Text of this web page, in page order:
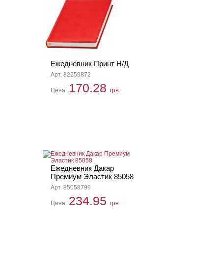
Ежедневник Принт Н/Д
Арт. 82259872
Цена: 170.28 грн
Ежедневник Дакар
Премиум Эластик 85058
Арт. 85058799
Цена: 234.95 грн